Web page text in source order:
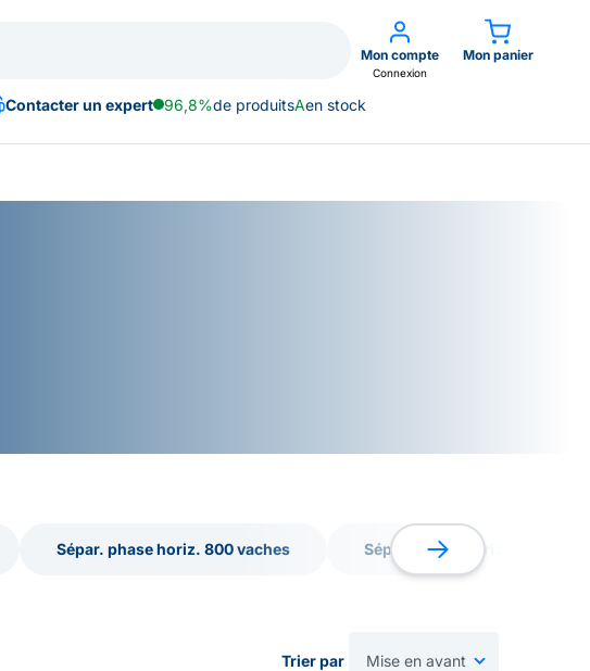
Mon compte
Connexion
Mon panier
Contacter un expert 96,8%de produitsAen stock
Sépar. phase horiz. 800 vaches
Sépar. phase horiz 1200
Sépar. phase horiz 1200
Trier par